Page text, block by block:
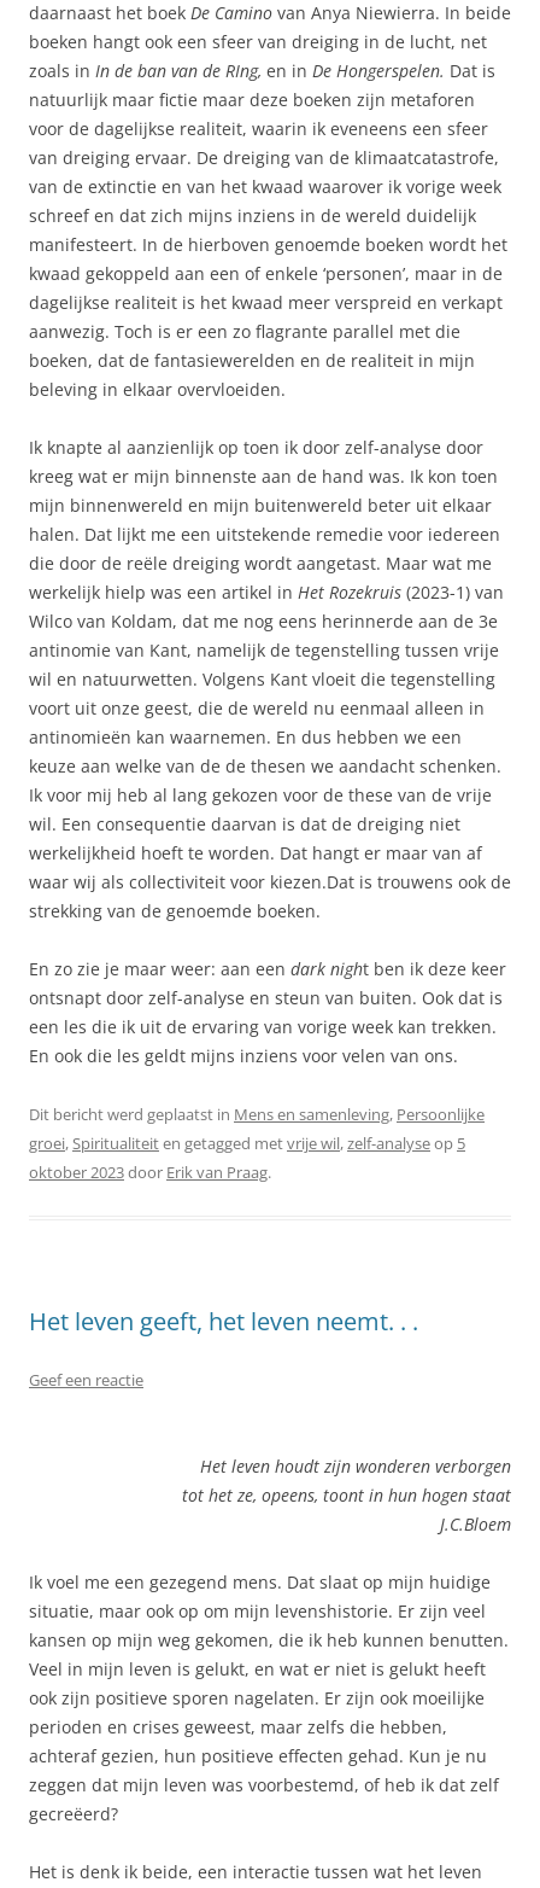
daarnaast het boek De Camino van Anya Niewierra. In beide
boeken hangt ook een sfeer van dreiging in de lucht, net
zoals in In de ban van de RIng, en in De Hongerspelen. Dat is
natuurlijk maar fictie maar deze boeken zijn metaforen
voor de dagelijkse realiteit, waarin ik eveneens een sfeer
van dreiging ervaar. De dreiging van de klimaatcatastrofe,
van de extinctie en van het kwaad waarover ik vorige week
schreef en dat zich mijns inziens in de wereld duidelijk
manifesteert. In de hierboven genoemde boeken wordt het
kwaad gekoppeld aan een of enkele ‘personen’, maar in de
dagelijkse realiteit is het kwaad meer verspreid en verkapt
aanwezig. Toch is er een zo flagrante parallel met die
boeken, dat de fantasiewerelden en de realiteit in mijn
beleving in elkaar overvloeiden.
Ik knapte al aanzienlijk op toen ik door zelf-analyse door
kreeg wat er mijn binnenste aan de hand was. Ik kon toen
mijn binnenwereld en mijn buitenwereld beter uit elkaar
halen. Dat lijkt me een uitstekende remedie voor iedereen
die door de reële dreiging wordt aangetast. Maar wat me
werkelijk hielp was een artikel in Het Rozekruis (2023-1) van
Wilco van Koldam, dat me nog eens herinnerde aan de 3e
antinomie van Kant, namelijk de tegenstelling tussen vrije
wil en natuurwetten. Volgens Kant vloeit die tegenstelling
voort uit onze geest, die de wereld nu eenmaal alleen in
antinomieën kan waarnemen. En dus hebben we een
keuze aan welke van de de thesen we aandacht schenken.
Ik voor mij heb al lang gekozen voor de these van de vrije
wil. Een consequentie daarvan is dat de dreiging niet
werkelijkheid hoeft te worden. Dat hangt er maar van af
waar wij als collectiviteit voor kiezen.Dat is trouwens ook de
strekking van de genoemde boeken.
En zo zie je maar weer: aan een dark night ben ik deze keer
ontsnapt door zelf-analyse en steun van buiten. Ook dat is
een les die ik uit de ervaring van vorige week kan trekken.
En ook die les geldt mijns inziens voor velen van ons.
Dit bericht werd geplaatst in Mens en samenleving, Persoonlijke
groei,Spiritualiteiten getagged metvrije wil,zelf-analyseop 5
oktober 2023door Erik van Praag.
Het leven geeft, het leven neemt. . .
Geef een reactie
Het leven houdt zijn wonderen verborgen
tot het ze, opeens, toont in hun hogen staat
J.C.Bloem
Ik voel me een gezegend mens. Dat slaat op mijn huidige
situatie, maar ook op om mijn levenshistorie. Er zijn veel
kansen op mijn weg gekomen, die ik heb kunnen benutten.
Veel in mijn leven is gelukt, en wat er niet is gelukt heeft
ook zijn positieve sporen nagelaten. Er zijn ook moeilijke
perioden en crises geweest, maar zelfs die hebben,
achteraf gezien, hun positieve effecten gehad. Kun je nu
zeggen dat mijn leven was voorbestemd, of heb ik dat zelf
gecreëerd?
Het is denk ik beide, een interactie tussen wat het leven